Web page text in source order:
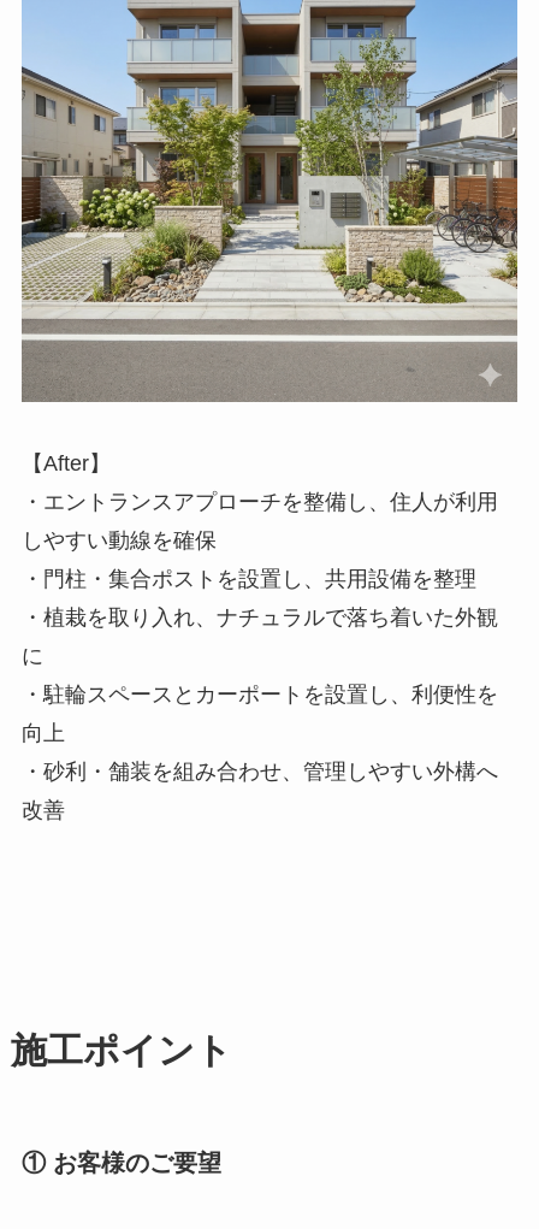
【After】
・エントランスアプローチを整備し、住人が利用
しやすい動線を確保
・門柱・集合ポストを設置し、共用設備を整理
・植栽を取り入れ、ナチュラルで落ち着いた外観
に
・駐輪スペースとカーポートを設置し、利便性を
向上
・砂利・舗装を組み合わせ、管理しやすい外構へ
改善
施工ポイント
① お客様のご要望